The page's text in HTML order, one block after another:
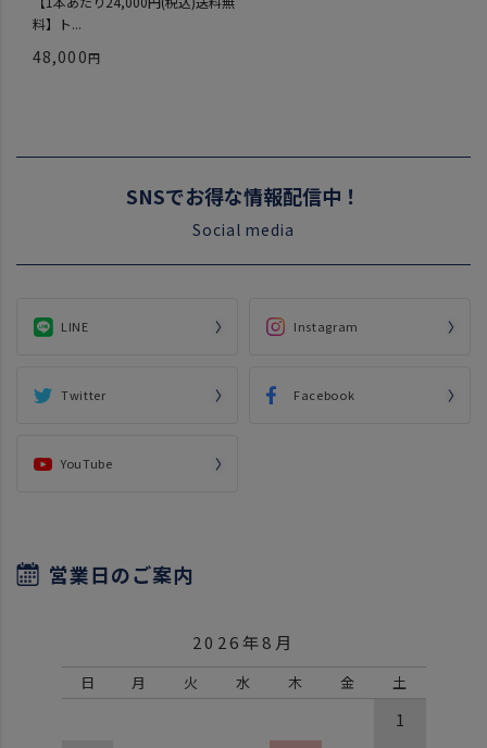
料】ト...
48,000
SNSでお得な情報配信中！
Social media
LINE Instagram
Twitter Facebook
YouTube
営業日のご案内
2026年8月
日 月 火 水 木 金 土
1